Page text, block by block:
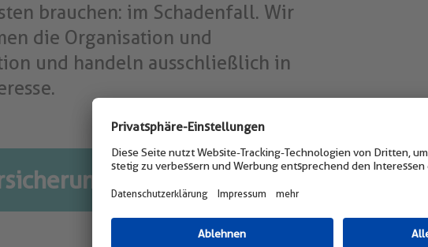
brauchen: im Schadenfall. Wir
die Organisation und
und handeln ausschließlich in
für